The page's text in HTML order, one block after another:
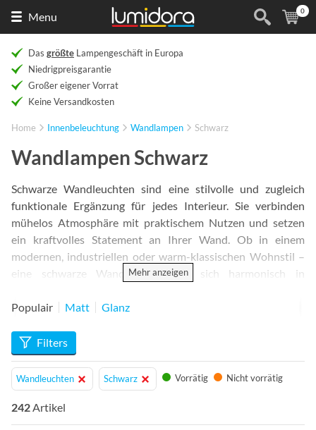
Menu (
0
Das größte Lampengeschäft in Europa
Niedrigpreisgarantie
Großer eigener Vorrat
Keine Versandkosten
Home Innenbeleuchtung Wandlampen Schwarz
Wandlampen Schwarz
Schwarze Wandleuchten sind eine stilvolle und zugleich
funktionale Ergänzung für jedes Interieur. Sie verbinden
mühelos Atmosphäre mit praktischem Nutzen und setzen
ein kraftvolles Statement an Ihrer Wand. Ob in einem
modernen, industriellen oder warm-klassischen Wohnstil –
eine schwarze Wandleuchte fügt sich harmonisch in
Vielseitigkeit und hochwertigen Optik sind schwarze
Lassen Sie sich von der Vielfalt an Modellen und Designs
überraschen.!
Mehr anzeigen
Populair Matt Glanz
Filters
Wandleuchten Schwarz Vorrätig Nicht vorrätig
242Artikel